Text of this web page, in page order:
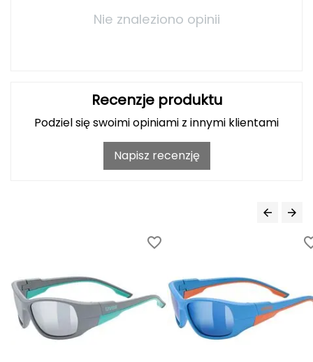
HMS
HMS PREMIUM
Nie znaleziono opinii
Recenzje produktu
Podziel się swoimi opiniami z innymi klientami
Napisz recenzję